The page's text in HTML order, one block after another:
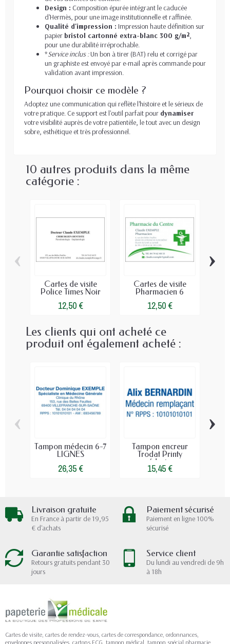
Design : Composition épurée intégrant le caducée
d'Hermès, pour une image institutionnelle et raffinée.
Qualité d'impression : Impression haute définition sur
papier bristol cartonné extra-blanc 300 g/m²,
pour une durabilité irréprochable.
*Service inclus :Un bon à tirer (BAT) relu et corrigé par
un graphiste est envoyé par e-mail après commande pour
validation avant impression.
Pourquoi choisir ce modèle ?
Adoptez une communication qui reflète l'histoire et le sérieux de
votre pratique. Ce support est l'outil parfait pour dynamiser
votre visibilité auprès de votre patientèle, le tout avec un design
sobre, esthétique et très professionnel.
10 autres produits dans la même
catégorie :
Cartes de visite
Police Times Noir
12,50 €
Cartes de visite
Pharmacien 6
12,50 €
‹ ›
Les clients qui ont acheté ce
produit ont également acheté :
Tampon médecin 6-7
LIGNES
26,35 €
Tampon encreur
Trodat Printy
médecin...
15,45 €
‹ ›
Livraison gratuite
En France à partir de 19,95
€ d'achats
Paiement sécurisé
Paiement en ligne 100%
sécurisé
Garantie satisfaction
Retours gratuits pendant 30
jours
Service client
Du lundi au vendredi de 9h
à 18h
Cartes de visite, cartes de rendez-vous, cartes de correspondance, ordonnances,
enveloppes personnalisées, cartons ECG, tampon médical, tampon spécial pharmacie,